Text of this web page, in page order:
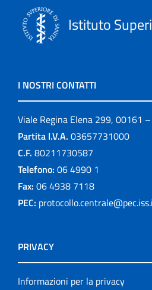
Istituto
I NOSTRI CONTATTI
Viale Regina Elena 299, 00161 –
Partita I.V.A. 03657731000
C.F. 80211730587
Telefono: 06 4990 1
Fax: 06 4938 7118
PEC:
PRIVACY
Informazioni per la privacy